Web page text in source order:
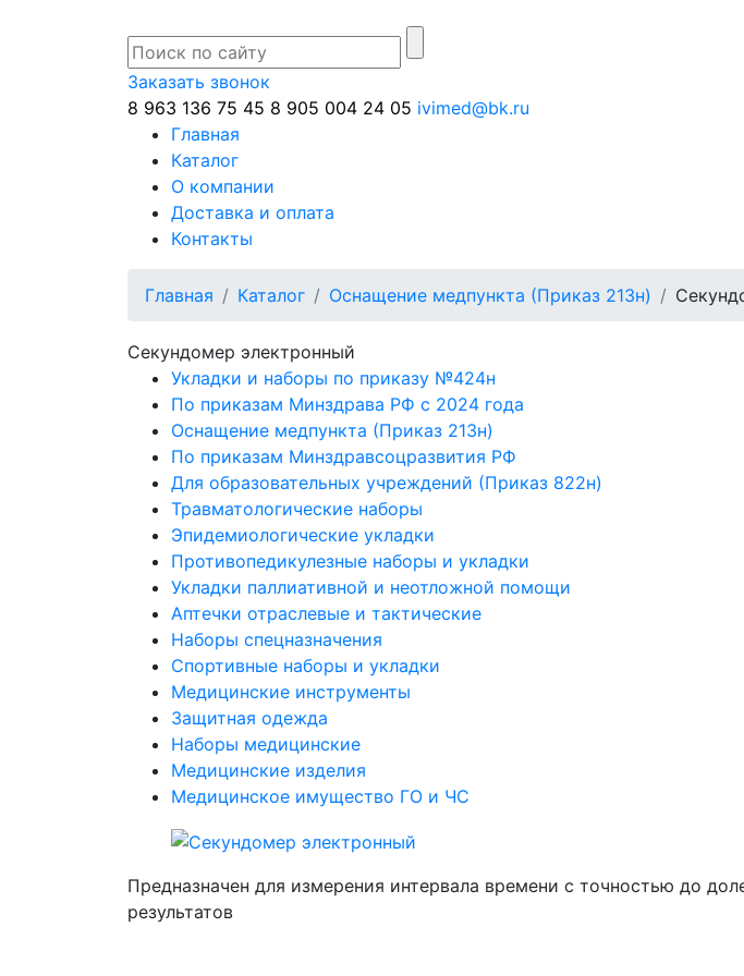
Заказать звонок
8 963 136 75 45 8 905 004 24 05 ivimed@bk.ru
Главная
Каталог
О компании
Доставка и оплата
Контакты
Главная Каталог Оснащение медпункта (Приказ 213н)
Секундомер электронный
Укладки и наборы по приказу №424н
По приказам Минздрава РФ с 2024 года
Оснащение медпункта (Приказ 213н)
По приказам Минздравсоцразвития РФ
Для образовательных учреждений (Приказ 822н)
Травматологические наборы
Эпидемиологические укладки
Противопедикулезные наборы и укладки
Укладки паллиативной и неотложной помощи
Аптечки отраслевые и тактические
Наборы спецназначения
Спортивные наборы и укладки
Медицинские инструменты
Защитная одежда
Наборы медицинские
Медицинские изделия
Медицинское имущество ГО и ЧС
Предназначен для измерения интервала времени с точностью до
результатов